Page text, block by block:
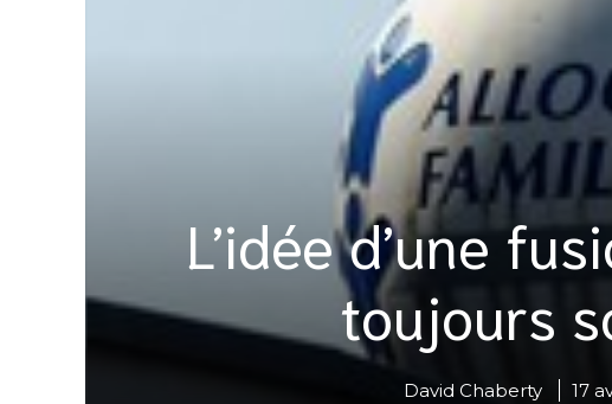
L’idée d’une
toujours
David Chaberty 17